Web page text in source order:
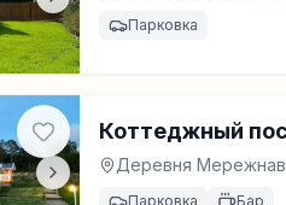
Парковка
Коттеджный
Деревня
Парковка Бар